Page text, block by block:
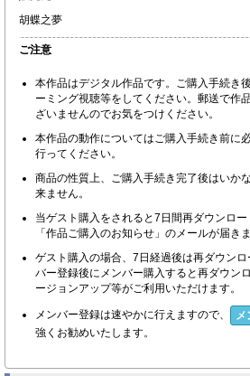
胡蝶之夢
ご注意
本作品はデジタル作品です。ご購入手続き
ーミング視聴等をしてください。郵送で作
ざいませんのでお気をつけください。
本作品の動作についてはご購入手続き前に
行ってください。
商品の性質上、ご購入手続き完了後はいか
来ません。
当ゲスト購入をされると7日間再ダウンロ
「作品ご購入のお知らせ」のメールが届きま
ゲスト購入の場合、7日経過後は再ダウン
バー登録後にメンバー購入すると再ダウン
ージョンアップ等がご利用いただけます。
メンバー登録は速やかに行えますので、 メ
強くお勧めいたします。